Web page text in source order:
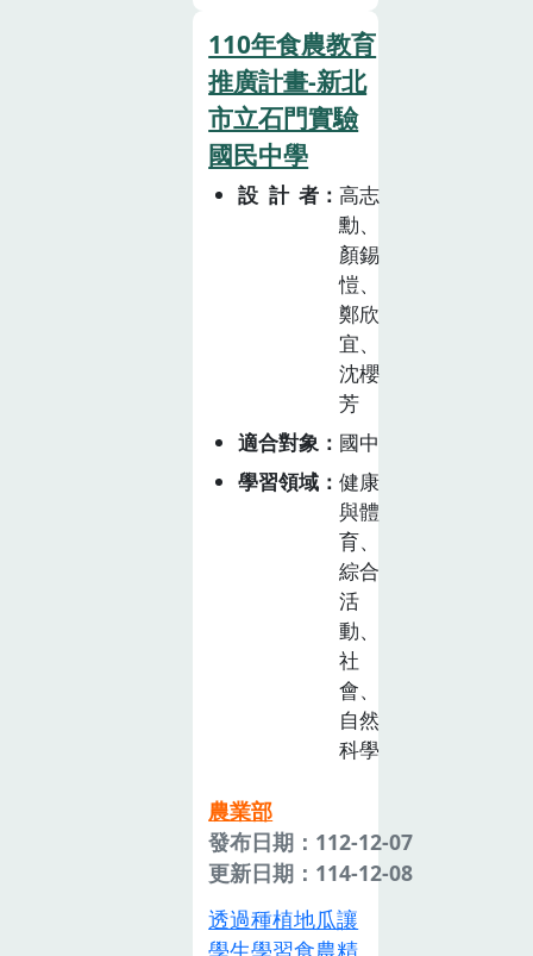
盆栽番茄之品種
特性、管理方法
及移植實務操
作。番茄加工趣
−二級加工1.瞭
解各地的番茄飲
食與文化。2.學
習油漬及乾燥的
原理與操作。3.
體驗油漬番茄的
加工生產流程。
番茄好幸福−三
級服務1.瞭解番
茄的營養與特
色。2.認識食品
添加物及農產品
安全標章。3.瞭
解地產地消及食
物碳里程。番茄
熟食光−番茄家
常料理1.學習認
識多種食材之品
名並了解其營養
食材的來源與學
生共同創造惜食
願景。3.認識番
茄的種類並舉例
多種常見的番茄
110年食農教育
推廣計畫-新北
市立石門實驗
國民中學
設計者
高志
勳、
顏錫
愷、
鄭欣
宜、
沈櫻
芳
適合對象
國中
學習領域
健康
與體
育、
綜合
活
動、
社
會、
自然
科學
農業部
發布日期：112-12-07
更新日期：114-12-08
透過種植地瓜讓
學生學習食農精